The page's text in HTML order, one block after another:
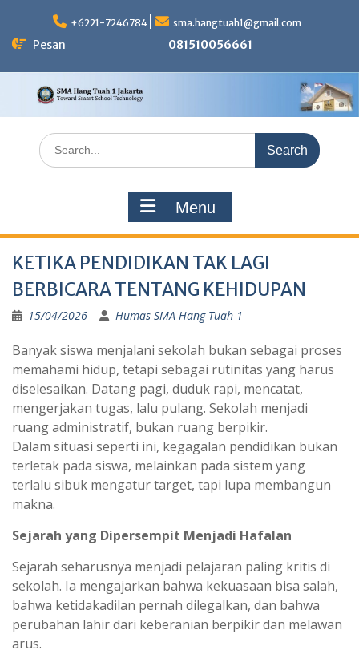
content
+6221-7246784 sma.hangtuah1@gmail.com
Pesan 081510056661
Search
for:
Menu
KETIKA PENDIDIKAN TAK LAGI
BERBICARA TENTANG KEHIDUPAN
15/04/2026 Humas SMA Hang Tuah 1
Banyak siswa menjalani sekolah bukan sebagai proses
memahami hidup, tetapi sebagai rutinitas yang harus
diselesaikan. Datang pagi, duduk rapi, mencatat,
mengerjakan tugas, lalu pulang. Sekolah menjadi
ruang administratif, bukan ruang berpikir.
Dalam situasi seperti ini, kegagalan pendidikan bukan
terletak pada siswa, melainkan pada sistem yang
terlalu sibuk mengatur target, tapi lupa membangun
makna.
Sejarah yang Dipersempit Menjadi Hafalan
Sejarah seharusnya menjadi pelajaran paling kritis di
sekolah. Ia mengajarkan bahwa kekuasaan bisa salah,
bahwa ketidakadilan pernah dilegalkan, dan bahwa
perubahan lahir dari keberanian berpikir dan melawan
arus.